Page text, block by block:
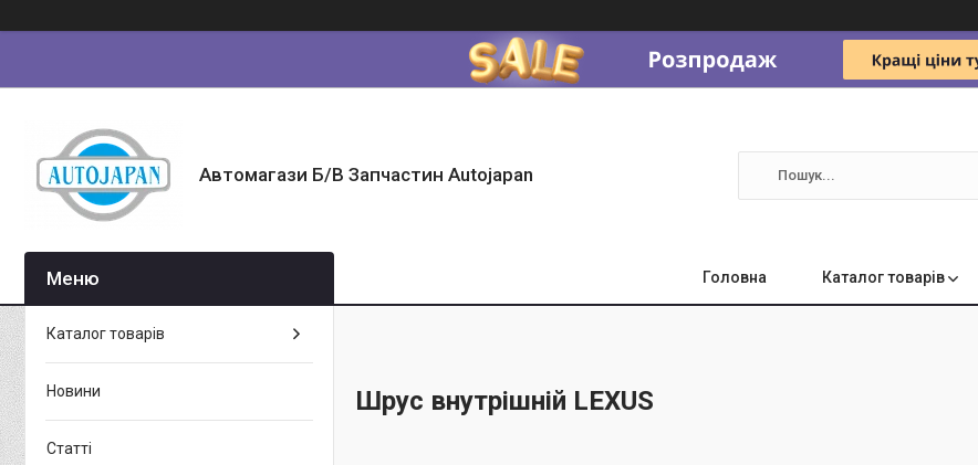
Автомагази Б/В Запчастин Autojapan
Головна Каталог товарів
Шрус внутрішній LEXUS
Каталог товарів
Новини
Статті